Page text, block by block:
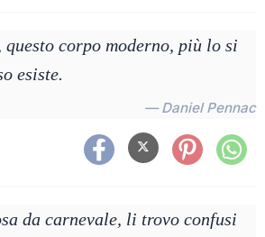
corpo moderno, più lo si
esiste.
— Daniel Pennac
da carnevale, li trovo confusi